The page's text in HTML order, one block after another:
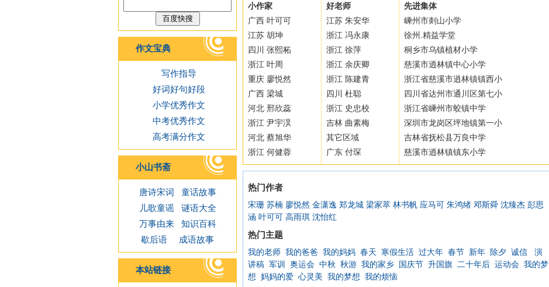
作文宝典
写作指导
好词好句好段
小学优秀作文
中考优秀作文
高考满分作文
小山书斋
唐诗宋词
童话故事
儿歌童谣
谜语大全
万事由来
知识百科
歇后语
成语故事
本站链接
小作家
广西 叶可可
江苏 胡坤
四川 张熙柘
浙江 叶周
重庆 廖悦然
广西 梁城
河北 邢欣蕊
浙江 尹宇淏
河北 蔡旭华
浙江 何健蓉
好老师
江苏 朱安华
浙江 冯永康
浙江 徐萍
浙江 余庆卿
浙江 陈建青
四川 杜聪
浙江 史忠校
吉林 曲素梅
其它区域
广东 付琛
先进集体
嵊州市剡山小学
徐州.精益学堂
桐乡市乌镇植材小学
慈溪市逍林镇中心小学
浙江省慈溪市逍林镇镇西小
四川省达州市通川区第七小
浙江省嵊州市蛟镇中学
深圳市龙岗区坪地镇第一小
吉林省抚松县万良中学
慈溪市逍林镇镇东小学
热门作者
宋珊 苏楠 廖悦然 金潇逸 郑龙城 梁家萃 林书帆 应马可 朱鸿绪 邓斯舜 沈臻杰 彭思
涵 叶可可 高雨琪 沈怡红
热门主题
我的老师 我的爸爸 我的妈妈 春天 寒假生活 过大年 春节 新年 除夕 诚信
演
讲稿 军训 奥运会 中秋 秋游 我的家乡 国庆节 升国旗 二十年后 运动会 我的梦
想 妈妈的爱 心灵美 我的梦想 我的烦恼